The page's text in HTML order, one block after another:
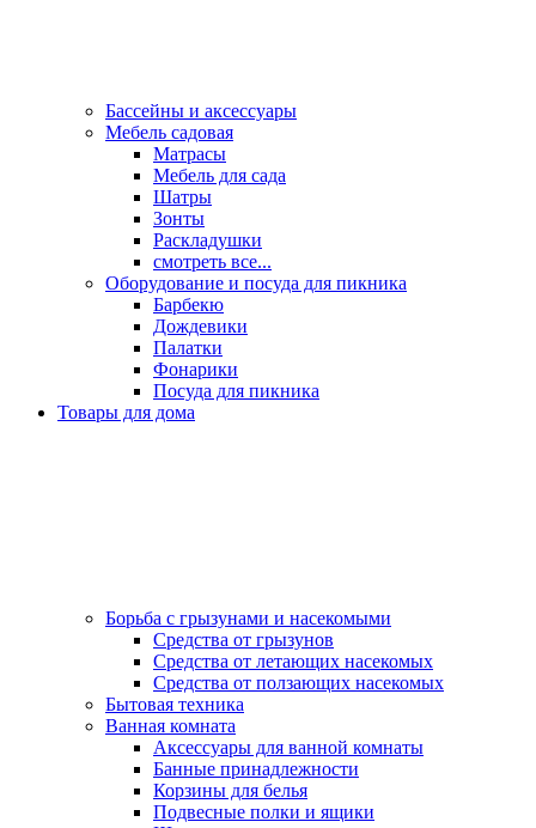
Бассейны и аксессуары
Мебель садовая
Матрасы
Мебель для сада
Шатры
Зонты
Раскладушки
смотреть все...
Оборудование и посуда для пикника
Барбекю
Дождевики
Палатки
Фонарики
Посуда для пикника
Товары для дома
Борьба с грызунами и насекомыми
Средства от грызунов
Средства от летающих насекомых
Средства от ползающих насекомых
Бытовая техника
Ванная комната
Аксессуары для ванной комнаты
Банные принадлежности
Корзины для белья
Подвесные полки и ящики